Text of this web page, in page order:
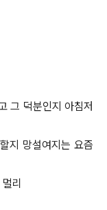
그 덕분인지 아침저
지 망설여지는 요즘
리